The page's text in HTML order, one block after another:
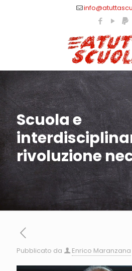
Scuola e
rivoluzione
Pubblicato da Enrico Maranzana